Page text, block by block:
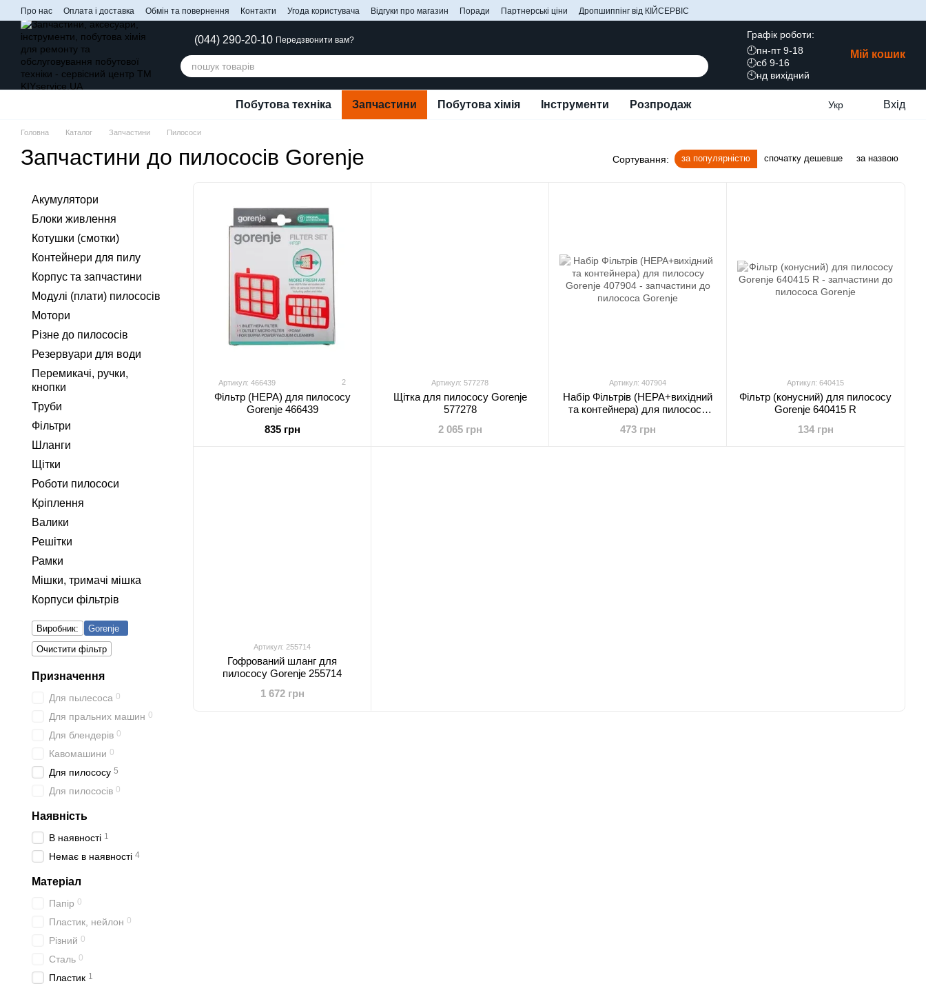
Перейти до основного контенту
Про нас Оплата і доставка Обмін та повернення Контакти Угода користувача Відгуки про магазин Поради Партнерські ціни Дропшиппінг від КІЙСЕРВІС
(044) 290-20-10 Передзвонити вам?
Графік роботи:
🕘пн-пт 9-18
🕘сб 9-16
🕙нд вихідний
Мій кошик
Побутова техніка Запчастини Побутова хімія Інструменти Розпродаж Укр Вхід
Головна Каталог Запчастини Пилососи
Запчастини до пилососів Gorenje Сортування: за популярністю спочатку дешевше за назвою
Артикул: 466439 2
Фільтр (HEPA) для пилососу
Gorenje 466439
835 грн
Артикул: 577278
Щітка для пилососу Gorenje
577278
2 065 грн
Артикул: 407904
Набір Фільтрів (HEPA+вихідний
та контейнера) для пилососу
473 грн
Артикул: 640415
Фільтр (конусний) для пилососу
Gorenje 640415 R
134 грн
Артикул: 255714
Гофрований шланг для
пилососу Gorenje 255714
1 672 грн
Акумулятори
Блоки живлення
Котушки (смотки)
Контейнери для пилу
Корпус та запчастини
Модулі (плати) пилососів
Мотори
Різне до пилососів
Резервуари для води
Перемикачі, ручки,
кнопки
Труби
Фільтри
Шланги
Щітки
Роботи пилососи
Кріплення
Валики
Решітки
Рамки
Мішки, тримачі мішка
Корпуси фільтрів
Виробник:
Gorenje
Очистити фільтр
Призначення
Для пылесоса 0
Для пральних машин 0
Для блендерів 0
Кавомашини 0
Для пилососу 5
Для пилососів 0
Наявність
В наявності 1
Немає в наявності 4
Матеріал
Папір 0
Пластик, нейлон 0
Різний 0
Сталь 0
Пластик 1